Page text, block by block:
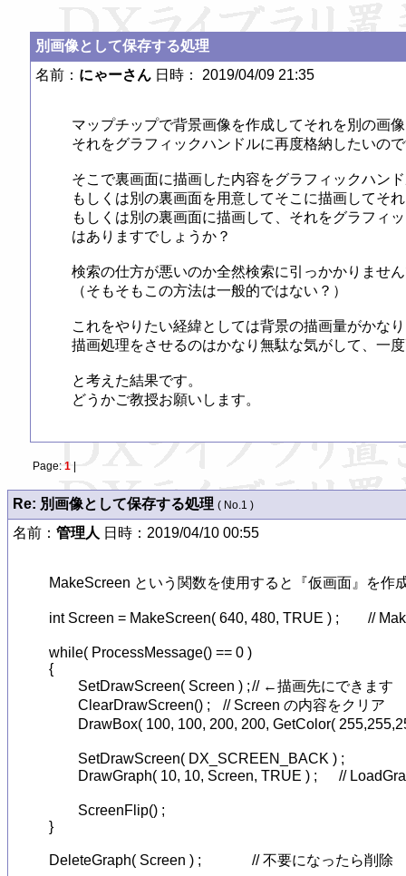
別画像として保存する処理
名前： にゃーさん日時： 2019/04/09 21:35
マップチップで背景画像を作成してそれを別の画
それをグラフィックハンドルに再度格納したいの
そこで裏画面に描画した内容をグラフィックハン
もしくは別の裏画面を用意してそこに描画してそ
もしくは別の裏画面に描画して、それをグラフィ
はありますでしょうか？
検索の仕方が悪いのか全然検索に引っかかりませ
（そもそもこの方法は一般的ではない？）
これをやりたい経緯としては背景の描画量がかな
描画処理をさせるのはかなり無駄な気がして、一
と考えた結果です。
どうかご教授お願いします。
Page: 1|
Re: 別画像として保存する処理 ( No.1 )
名前： 管理人 日時：2019/04/10 00:55
MakeScreen という関数を使用すると『仮画面』を作
int Screen = MakeScreen( 640, 480, TRUE ) ;	// MakeScreen で作成
while( ProcessMessage() == 0 )
{
}
DeleteGraph( Screen ) ;		// 不要になったら削除